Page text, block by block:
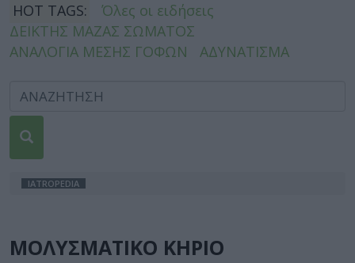
HOT TAGS:
Όλες οι ειδήσεις
ΔΕΙΚΤΗΣ ΜΑΖΑΣ ΣΩΜΑΤΟΣ
ΑΝΑΛΟΓΙΑ ΜΕΣΗΣ ΓΟΦΩΝ
ΑΔΥΝΑΤΙΣΜΑ
IATROPEDIA
ΜΟΛΥΣΜΑΤΙΚΟ ΚΗΡΙΟ